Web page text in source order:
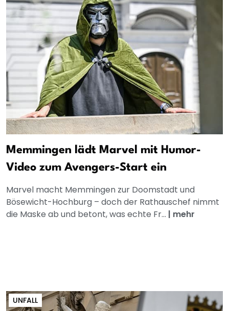
Memmingen lädt Marvel mit Humor-
Video zum Avengers-Start ein
Marvel macht Memmingen zur Doomstadt und
Bösewicht-Hochburg – doch der Rathauschef nimmt
die Maske ab und betont, was echte Fr... | mehr
UNFALL